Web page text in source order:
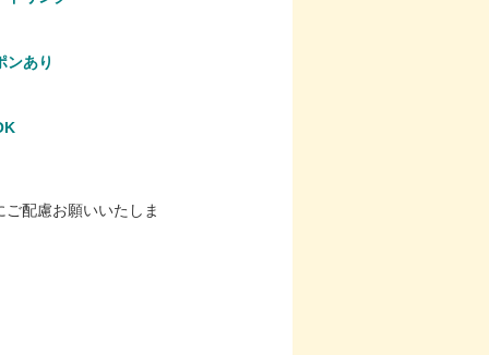
ンあり
配慮お願いいたしま